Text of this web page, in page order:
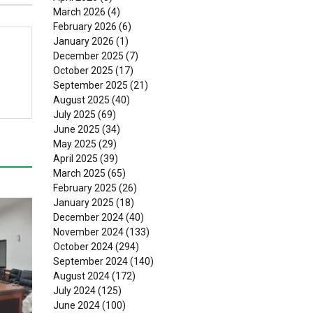
March 2026 (4)
February 2026 (6)
January 2026 (1)
December 2025 (7)
October 2025 (17)
September 2025 (21)
August 2025 (40)
July 2025 (69)
June 2025 (34)
May 2025 (29)
April 2025 (39)
March 2025 (65)
February 2025 (26)
January 2025 (18)
December 2024(40)
November 2024(133)
October 2024(294)
September 2024(140)
August 2024(172)
July 2024(125)
June 2024(100)